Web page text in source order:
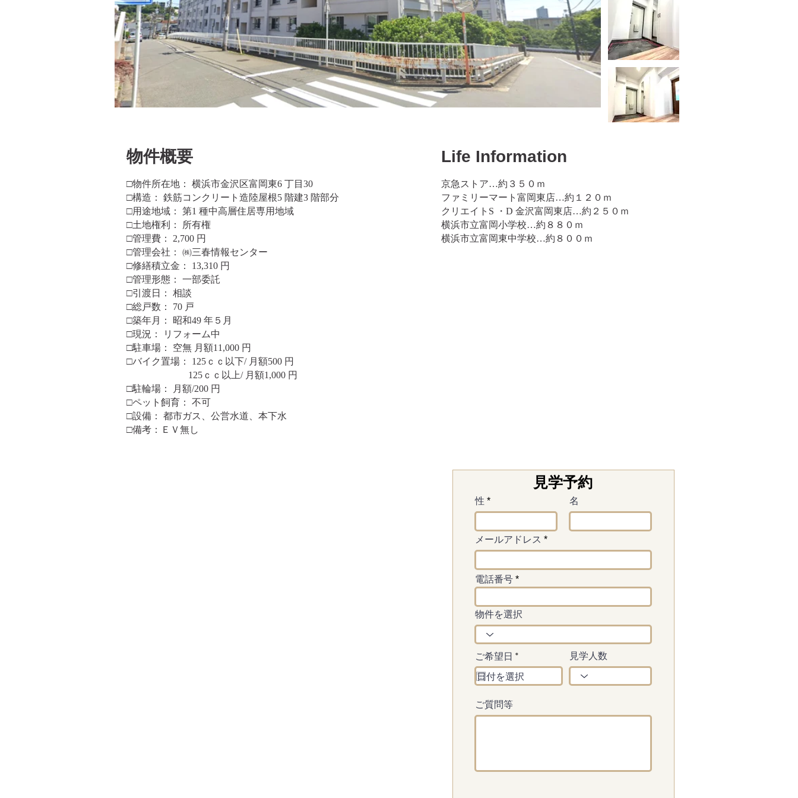
​物件概要 Life Information
□物件所在地： 横浜市金沢区富岡東6 丁目30
□構造： 鉄筋コンクリート造陸屋根5 階建3 階部分
□用途地域： 第1 種中高層住居専用地域
□土地権利： 所有権
□管理費： 2,700 円
□管理会社： ㈱三春情報センター
□修繕積立金： 13,310 円
□管理形態： 一部委託
□引渡日： 相談
□総戸数： 70 戸
□築年月： 昭和49 年５月
□現況： リフォーム中
□駐車場： 空無 月額11,000 円
□バイク置場： 125ｃｃ以下/ 月額500 円
125ｃｃ以上/ 月額1,000 円
□駐輪場： 月額/200 円
□ペット飼育： 不可
□設備： 都市ガス、公営水道、本下水
□備考：ＥＶ無し
京急ストア…約３５０ｍ
ファミリーマート富岡東店…約１２０ｍ
クリエイトS ・D 金沢富岡東店…約２５０ｍ
横浜市立富岡小学校…約８８０ｍ
横浜市立富岡東中学校…約８００ｍ
見学予約
性 名
メールアドレス
電話番号
物件を選択
ご希望日 *r
e
q
u
e
見学人数
ご質問等